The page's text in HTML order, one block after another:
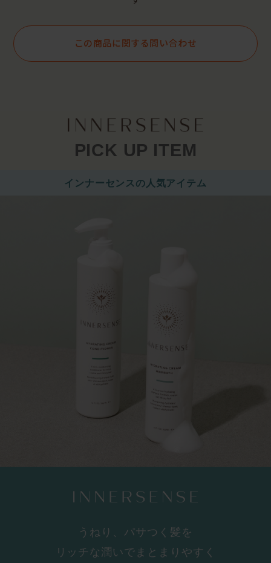
この商品に関する問い合わせ
PICK UP ITEM
インナーセンスの人気アイテム
うねり、パサつく髪を
リッチな潤いでまとまりやすく